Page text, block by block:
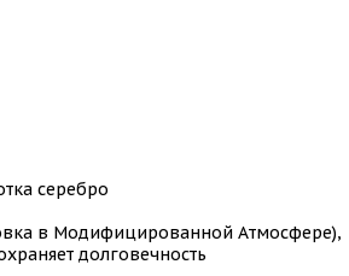
серебро
в Модифицированной Атмосфере),
долговечность